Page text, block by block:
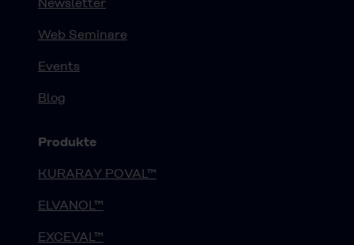
Web Seminare
Events
Blog
Produkte
KURARAY POVAL™
ELVANOL™
EXCEVAL™